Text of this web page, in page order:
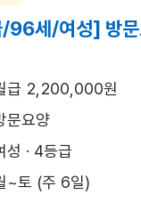
세/여성] 방문
급 2,200,000원
문요양
성 · 4등급
~토 (주 6일)